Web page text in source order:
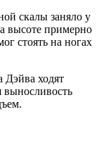
скалы заняло у
высоте примерно
стоять на ногах
Дэйва ходят
выносливость